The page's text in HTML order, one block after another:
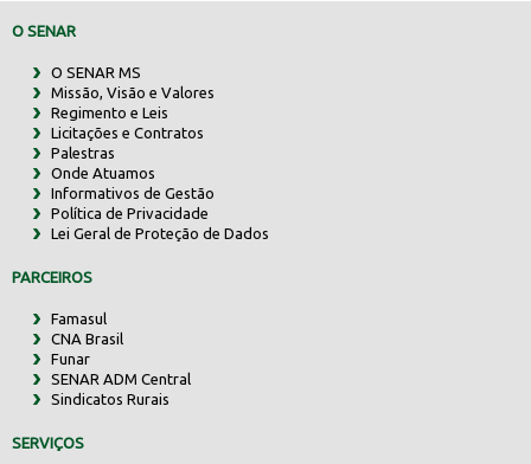
O SENAR
O SENAR MS
Missão, Visão e Valores
Regimento e Leis
Licitações e Contratos
Palestras
Onde Atuamos
Informativos de Gestão
Política de Privacidade
Lei Geral de Proteção de Dados
PARCEIROS
Famasul
CNA Brasil
Funar
SENAR ADM Central
Sindicatos Rurais
SERVIÇOS